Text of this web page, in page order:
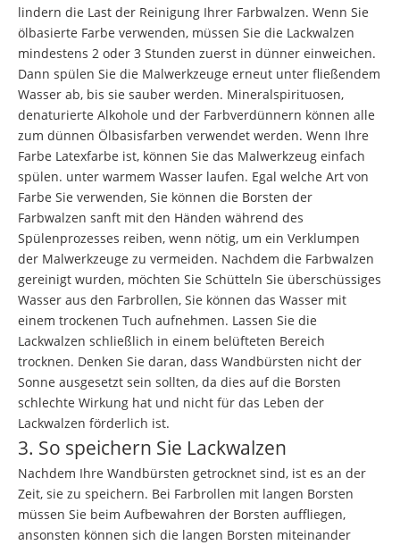
lindern die Last der Reinigung Ihrer Farbwalzen. Wenn Sie
ölbasierte Farbe verwenden, müssen Sie die Lackwalzen
mindestens 2 oder 3 Stunden zuerst in dünner einweichen.
Dann spülen Sie die Malwerkzeuge erneut unter fließendem
Wasser ab, bis sie sauber werden. Mineralspirituosen,
denaturierte Alkohole und der Farbverdünnern können alle
zum dünnen Ölbasisfarben verwendet werden. Wenn Ihre
Farbe Latexfarbe ist, können Sie das Malwerkzeug einfach
spülen. unter warmem Wasser laufen. Egal welche Art von
Farbe Sie verwenden, Sie können die Borsten der
Farbwalzen sanft mit den Händen während des
Spülenprozesses reiben, wenn nötig, um ein Verklumpen
der Malwerkzeuge zu vermeiden. Nachdem die Farbwalzen
gereinigt wurden, möchten Sie Schütteln Sie überschüssiges
Wasser aus den Farbrollen, Sie können das Wasser mit
einem trockenen Tuch aufnehmen. Lassen Sie die
Lackwalzen schließlich in einem belüfteten Bereich
trocknen. Denken Sie daran, dass Wandbürsten nicht der
Sonne ausgesetzt sein sollten, da dies auf die Borsten
schlechte Wirkung hat und nicht für das Leben der
Lackwalzen förderlich ist.
3. So speichern Sie Lackwalzen
Nachdem Ihre Wandbürsten getrocknet sind, ist es an der
Zeit, sie zu speichern. Bei Farbrollen mit langen Borsten
müssen Sie beim Aufbewahren der Borsten auffliegen,
ansonsten können sich die langen Borsten miteinander